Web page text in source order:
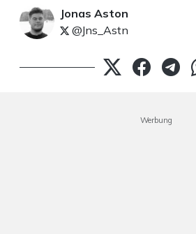
Jonas Aston
@Jns_Astn
Werbung